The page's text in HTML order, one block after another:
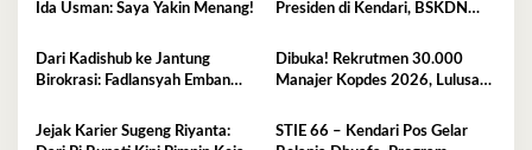
Ida Usman: Saya Yakin Menang!
Presiden di Kendari, BSKDN
Sinkronisasi Pusat dan Daerah
Dari Kadishub ke Jantung
Birokrasi: Fadlansyah Emban
Dibuka! Rekrutmen 30.000
Manajer Kopdes 2026, Lulusan
Jejak Karier Sugeng Riyanta:
STIE 66 – Kendari Pos Gelar